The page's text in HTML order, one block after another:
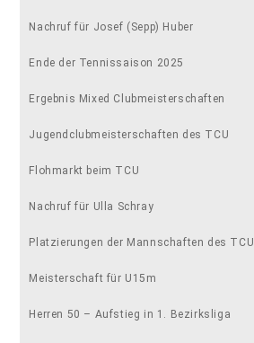
Nachruf für Josef (Sepp) Huber
Ende der Tennissaison 2025
Ergebnis Mixed Clubmeisterschaften
Jugendclubmeisterschaften des TCU
Flohmarkt beim TCU
Nachruf für Ulla Schray
Platzierungen der Mannschaften des TCU
Meisterschaft für U15m
Herren 50 – Aufstieg in 1. Bezirksliga